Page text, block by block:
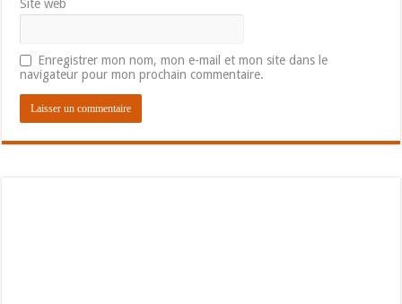
Site web
Enregistrer mon nom, mon e-mail et mon site dans le
navigateur pour mon prochain commentaire.